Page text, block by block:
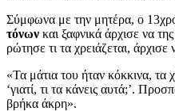
Σύμφωνα με την μητέρα, ο
τόνων και ξαφνικά άρχισε να
ρώτησε τι τα χρειάζεται, άρχισε
«Τα μάτια του ήταν κόκκινα, τα
‘γιατί, τι τα κάνεις αυτά;’.
βρήκα άκρη».